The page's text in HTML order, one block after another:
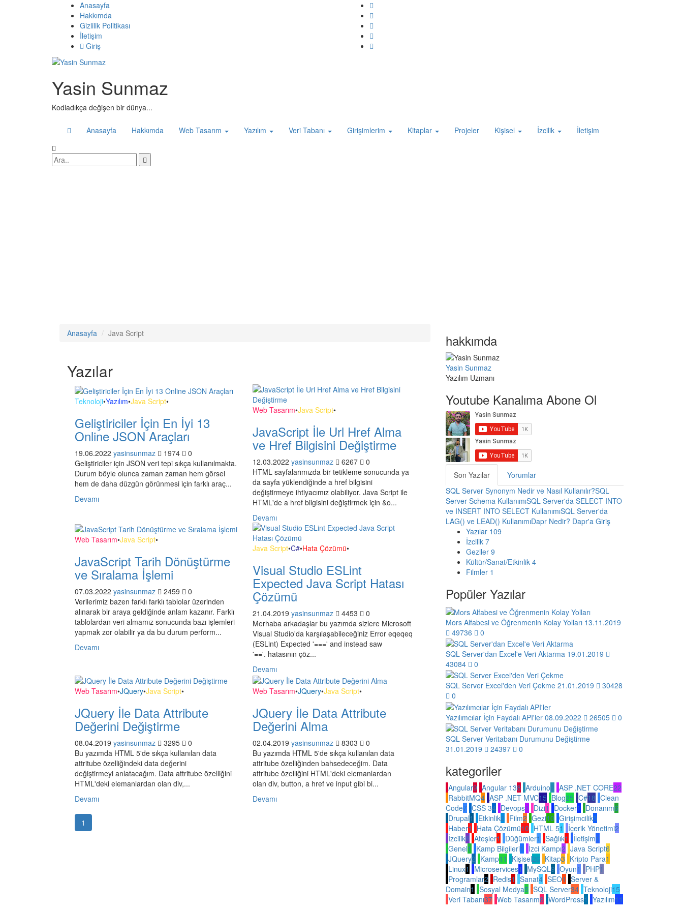
Anasayfa
Hakkımda
Gizlilik Politikası
İletişim
Giriş
Yasin Sunmaz
Kodladıkça değişen bir dünya...
Anasayfa (current)Hakkımda Web Tasarım Yazılım Veri Tabanı Girişimlerim Kitaplar Projeler Kişisel İzcilik İletişim
Anasayfa Java Script
Yazılar
Teknoloji•Yazılım•Java Script•
Geliştiriciler İçin En İyi 13
Online JSON Araçları
19.06.2022 yasinsunmaz 1974
0
Geliştiriciler için JSON veri tepi sıkça kullanılmakta.
Durum böyle olunca zaman zaman hem görsel
hem de daha düzgün görünmesi için farklı araç...
Devamı
Web Tasarım•Java Script•
JavaScript İle Url Href Alma
ve Href Bilgisini Değiştirme
12.03.2022 yasinsunmaz 6267
0
HTML sayfalarımızda bir tetikleme sonucunda ya
da sayfa yüklendiğinde a href bilgisini
değiştirmeye ihtiyacımız olabiliyor. Java Script ile
HTML'de a href bilgisini değiştirmek için &o...
Devamı
Web Tasarım•Java Script•
JavaScript Tarih Dönüştürme
ve Sıralama İşlemi
07.03.2022 yasinsunmaz 2459
0
Verilerimiz bazen farklı farklı tablolar üzerinden
alınarak bir araya geldiğinde anlam kazanır. Farklı
tablolardan veri almamız sonucunda bazı işlemleri
yapmak zor olabilir ya da bu durum perform...
Devamı
Java Script•C#•Hata Çözümü•
Visual Studio ESLint
Expected Java Script Hatası
Çözümü
21.04.2019 yasinsunmaz 4453
0
Merhaba arkadaşlar bu yazımda sizlere Microsoft
Visual Studio'da karşılaşabileceğiniz Error eqeqeq
(ESLint) Expected '===' and instead saw
'=='. hatasının çöz...
Devamı
Web Tasarım•JQuery•Java Script•
JQuery İle Data Attribute
Değerini Değiştirme
08.04.2019 yasinsunmaz 3295
0
Bu yazımda HTML 5'de sıkça kullanılan data
attritube özelliğindeki data değerini
değiştirmeyi anlatacağım. Data attritube özelliğini
HTML'deki elemanlardan olan div,...
Devamı
Web Tasarım•JQuery•Java Script•
JQuery İle Data Attribute
Değerini Alma
02.04.2019 yasinsunmaz 8303
0
Bu yazımda HTML 5'de sıkça kullanılan data
attritube özelliğinden bahsedeceğim. Data
attritube özelliğini HTML'deki elemanlardan
olan div, button, a href ve input gibi bi...
Devamı
1
hakkımda
Yasin Sunmaz
Yazılım Uzmanı
Youtube Kanalıma Abone Ol
Son Yazılar
Yorumlar
SQL Server Synonym Nedir ve Nasıl Kullanılır?SQL
Server Schema KullanımıSQL Server'da SELECT INTO
ve INSERT INTO SELECT KullanımıSQL Server'da
LAG() ve LEAD() KullanımıDapr Nedir? Dapr'a Giriş
Yazılar 109
İzcilik 7
Geziler 9
Kültür/Sanat/Etkinlik 4
Filmler 1
Popüler Yazılar
Mors Alfabesi ve Öğrenmenin Kolay Yolları 13.11.2019
49736
0
SQL Server'dan Excel'e Veri Aktarma 19.01.2019
43084
0
SQL Server Excel'den Veri Çekme 21.01.2019
30428
0
Yazılımcılar İçin Faydalı API'ler 08.09.2022 26505 0
SQL Server Veritabanı Durumunu Değiştirme
31.01.2019
24397 0
kategoriler
Angular9 Angular 138 Arduino ASP .NET CORE22
RabbitMQ4 ASP .NET MVC15 Blog25 C#18 Clean
Code7 CSS 34 Devops1 Dizi1 Docker1 Donanım6
Drupal1 Etkinlik2 Film2 Gezi10 Girişimcilik5
Haber1 Hata Çözümü10 HTML 51 İçerik Yönetimi2
İzcilik8 Ateşler1 Düğümler1 Sağlık1 İletişim1
Genel1 Kamp Bilgileri1 İzci Kampı2 Java Script6
JQuery2 Kamp11 Kişisel26 Kitap3 Kripto Para1
Linux1 Microservices1 MySQL9 Oyun1 PHP1
Programlar2 Redis1 Sanat4 SEO1 Server &
Domain1 Sosyal Medya5 SQL Server34 Teknoloji15
Veri Tabanı37 Web Tasarım8 WordPress1 Yazılım11